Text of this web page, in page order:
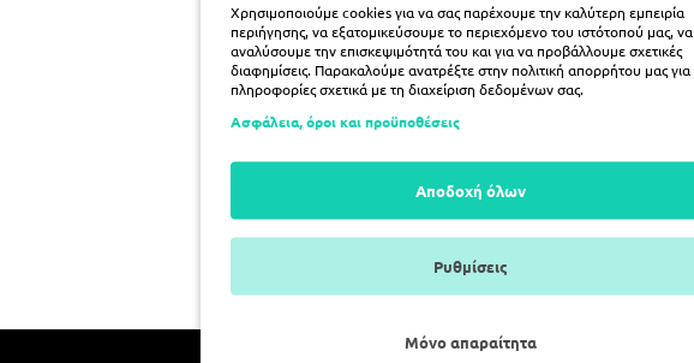
Χρησιμοποιούμε cookies για να σας παρέχουμε την καλύτερη εμπειρία
περιήγησης, να εξατομικεύσουμε το περιεχόμενο του ιστότοπού μας, να
αναλύσουμε την επισκεψιμότητά του και για να προβάλλουμε σχετικές
διαφημίσεις. Παρακαλούμε ανατρέξτε στην πολιτική απορρήτου μας για
πληροφορίες σχετικά με τη διαχείριση δεδομένων σας.
Ασφάλεια, όροι και προϋποθέσεις
Αποδοχή όλων
Ρυθμίσεις
Μόνο απαραίτητα